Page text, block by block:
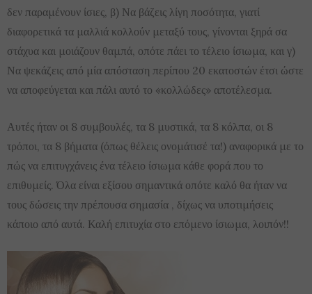
δεν παραμένουν ίσιες, β) Να βάζεις λίγη ποσότητα, γιατί
διαφορετικά τα μαλλιά κολλούν μεταξύ τους, γίνονται ξηρά σα
στάχυα και μοιάζουν θαμπά, οπότε πάει το τέλειο ίσιωμα, και γ)
Να ψεκάζεις από μία απόσταση περίπου 20 εκατοστών έτσι ώστε
να αποφεύγεται και πάλι αυτό το «κολλώδες» αποτέλεσμα.
Αυτές ήταν οι 8 συμβουλές, τα 8 μυστικά, τα 8 κόλπα, οι 8
τρόποι, τα 8 βήματα (όπως θέλεις ονομάτισέ τα!) αναφορικά με το
πώς να επιτυγχάνεις ένα τέλειο ίσιωμα κάθε φορά που το
επιθυμείς. Όλα είναι εξίσου σημαντικά οπότε καλό θα ήταν να
τους δώσεις την πρέπουσα σημασία , δίχως να υποτιμήσεις
κάποιο από αυτά. Καλή επιτυχία στο επόμενο ίσιωμα, λοιπόν!!